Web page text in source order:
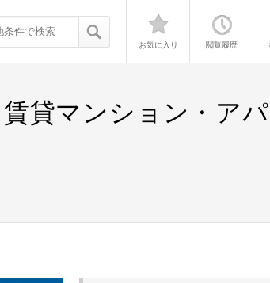
お気に入り 閲覧履歴
貸マンション・ア